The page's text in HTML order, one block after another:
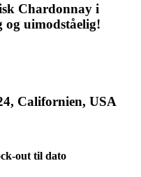
Chardonnay i
og uimodståelig!
Californien, USA
out til dato